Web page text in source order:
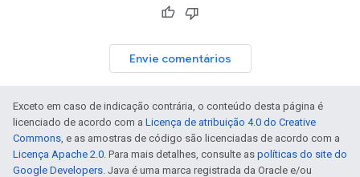
Envie comentários
Exceto em caso de indicação contrária, o conteúdo desta página é
licenciado de acordo com a Licença de atribuição 4.0 do Creative
Commons, e as amostras de código são licenciadas de acordo com a
Licença Apache 2.0. Para mais detalhes, consulte as políticas do site do
Google Developers. Java é uma marca registrada da Oracle e/ou